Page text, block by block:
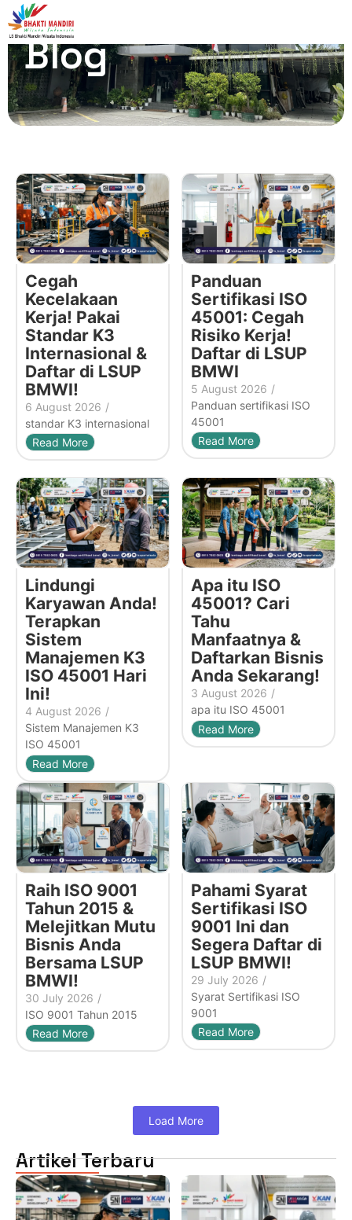
Blog
Cegah
Kecelakaan
Kerja! Pakai
Standar K3
Internasional &
Daftar di LSUP
BMWI!
6 August 2026 /
standar K3 internasional
Read More
Panduan
Sertifikasi ISO
45001: Cegah
Risiko Kerja!
Daftar di LSUP
BMWI
5 August 2026 /
Panduan sertifikasi ISO
45001
Read More
Lindungi
Karyawan Anda!
Terapkan
Sistem
Manajemen K3
ISO 45001 Hari
Ini!
4 August 2026 /
Sistem Manajemen K3
ISO 45001
Read More
Apa itu ISO
45001? Cari
Tahu
Manfaatnya &
Daftarkan Bisnis
Anda Sekarang!
3 August 2026 /
apa itu ISO 45001
Read More
Raih ISO 9001
Tahun 2015 &
Melejitkan Mutu
Bisnis Anda
Bersama LSUP
BMWI!
30 July 2026 /
ISO 9001 Tahun 2015
Read More
Pahami Syarat
Sertifikasi ISO
9001 Ini dan
Segera Daftar di
LSUP BMWI!
29 July 2026 /
Syarat Sertifikasi ISO
9001
Read More
Load More
Artikel Terbaru